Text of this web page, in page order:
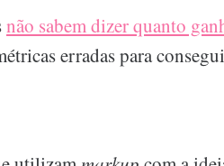
não sabem dizer quanto
erradas para